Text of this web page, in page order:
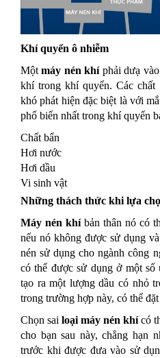
Khí quyển ô nhiễm
Mộtmáy nén khíphải dưạ
khí trong khí quyển. Các
khó phát hiện đặc biệt là với
phổ biến nhất trong khí quyển
Chất bẩn
Hơi nước
Hơi dầu
Vi sinh vật
Những thách thức khi lựa
Máy nén khíbản thân nó có
nếu nó không được sử dụng
nén sử dụng cho ngành công
có thể được sử dụng ở một
tạo ra một lượng dầu có nhỏ
trong trường hợp này, có thể
Chọn sai loại máy nén khícó
cho bạn sau này, chẳng hạn
trước khi được đưa vào sử